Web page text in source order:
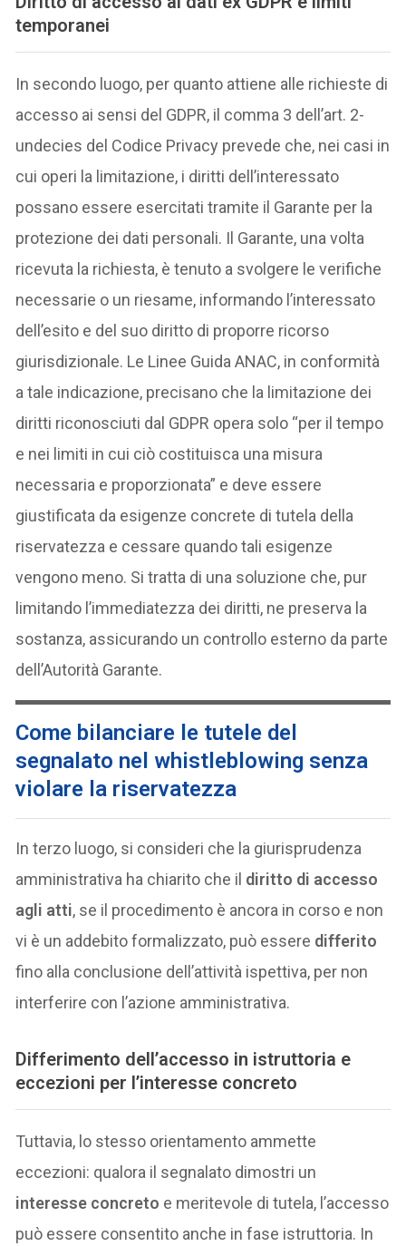
temporanei
In secondo luogo, per quanto attiene alle richieste di
accesso ai sensi del GDPR, il comma 3 dell’art. 2-
undecies del Codice Privacy prevede che, nei casi in
cui operi la limitazione, i diritti dell’interessato
possano essere esercitati tramite il Garante per la
protezione dei dati personali. Il Garante, una volta
ricevuta la richiesta, è tenuto a svolgere le verifiche
necessarie o un riesame, informando l’interessato
dell’esito e del suo diritto di proporre ricorso
giurisdizionale. Le Linee Guida ANAC, in conformità
a tale indicazione, precisano che la limitazione dei
diritti riconosciuti dal GDPR opera solo “per il tempo
e nei limiti in cui ciò costituisca una misura
necessaria e proporzionata” e deve essere
giustificata da esigenze concrete di tutela della
riservatezza e cessare quando tali esigenze
vengono meno. Si tratta di una soluzione che, pur
limitando l’immediatezza dei diritti, ne preserva la
sostanza, assicurando un controllo esterno da parte
dell’Autorità Garante.
Come bilanciare le tutele del
segnalato nel whistleblowing senza
violare la riservatezza
In terzo luogo, si consideri che la giurisprudenza
amministrativa ha chiarito che il diritto di accesso
agli atti, se il procedimento è ancora in corso e non
vi è un addebito formalizzato, può essere differito
fino alla conclusione dell’attività ispettiva, per non
interferire con l’azione amministrativa.
Differimento dell’accesso in istruttoria e
eccezioni per l’interesse concreto
Tuttavia, lo stesso orientamento ammette
eccezioni: qualora il segnalato dimostri un
interesse concreto e meritevole di tutela, l’accesso
può essere consentito anche in fase istruttoria. In